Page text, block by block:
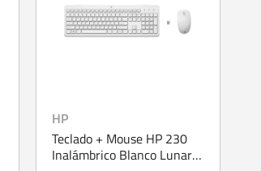
HP
Teclado + Mouse HP 230
Inalámbrico Blanco Lunar